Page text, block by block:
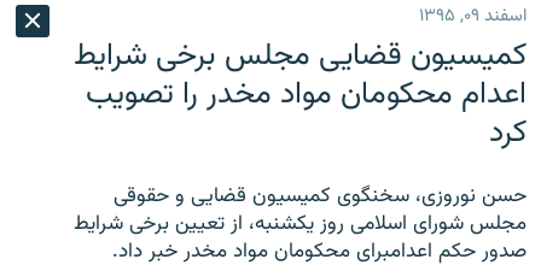
اصلی
رفتن
صفحه
جستجو
رادیو
انتخاب کنید و بشنوید
برنامه‌های رادیویی
پادکست
چندرسانه‌ای
گزارش‌های ویدئویی
English
اسفند ۰۹, ۱۳۹۵
کمیسیون قضایی مجلس برخی شرایط
اعدام محکومان مواد مخدر را تصویب
کرد
حسن نوروزی، سخنگوی کمیسیون قضایی و حقوقی
مجلس شورای اسلامی روز یکشنبه، از تعیین برخی شرایط
صدور حکم اعدامبرای محکومان مواد مخدر خبر داد.